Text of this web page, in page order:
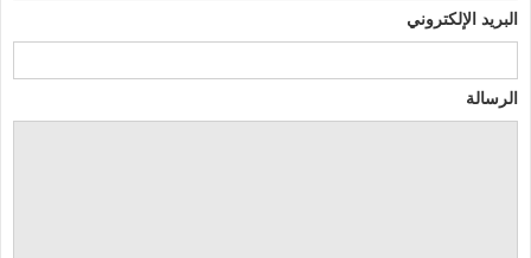
البريد الإلكتروني
الرسالة